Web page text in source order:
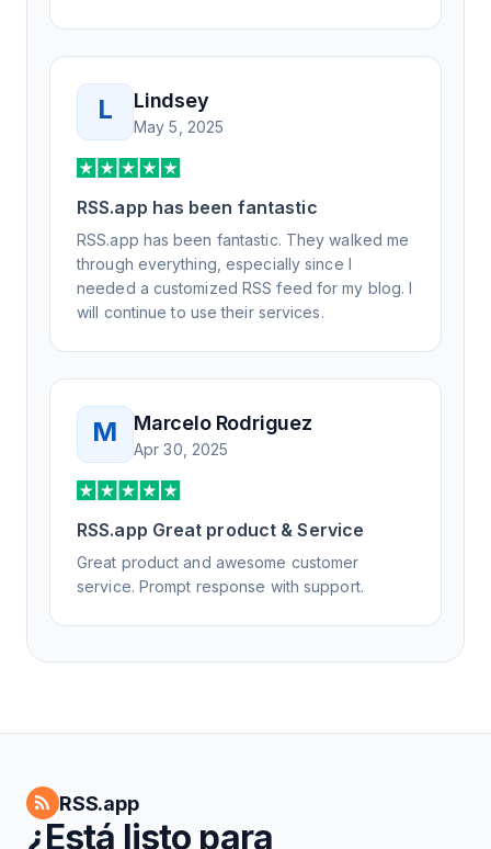
L Lindsey
May 5, 2025
RSS.app has been fantastic
RSS.app has been fantastic. They walked me
through everything, especially since I
needed a customized RSS feed for my blog. I
will continue to use their services.
M Marcelo Rodriguez
Apr 30, 2025
RSS.app Great product & Service
Great product and awesome customer
service. Prompt response with support.
RSS.app
¿Está listo para